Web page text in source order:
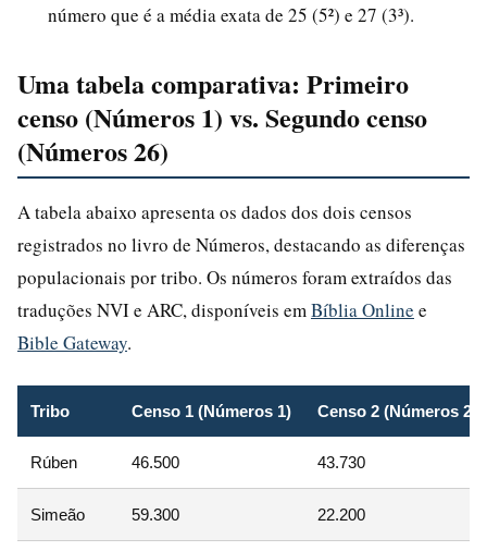
número que é a média exata de 25 (5²) e 27 (3³).
Uma tabela comparativa: Primeiro
censo (Números 1) vs. Segundo censo
(Números 26)
A tabela abaixo apresenta os dados dos dois censos
registrados no livro de Números, destacando as diferenças
populacionais por tribo. Os números foram extraídos das
traduções NVI e ARC, disponíveis em Bíblia Online e
Bible Gateway.
Tribo Censo 1 (Números 1) Censo 2 (Números 26)
Rúben 46.500 43.730
Simeão 59.300 22.200